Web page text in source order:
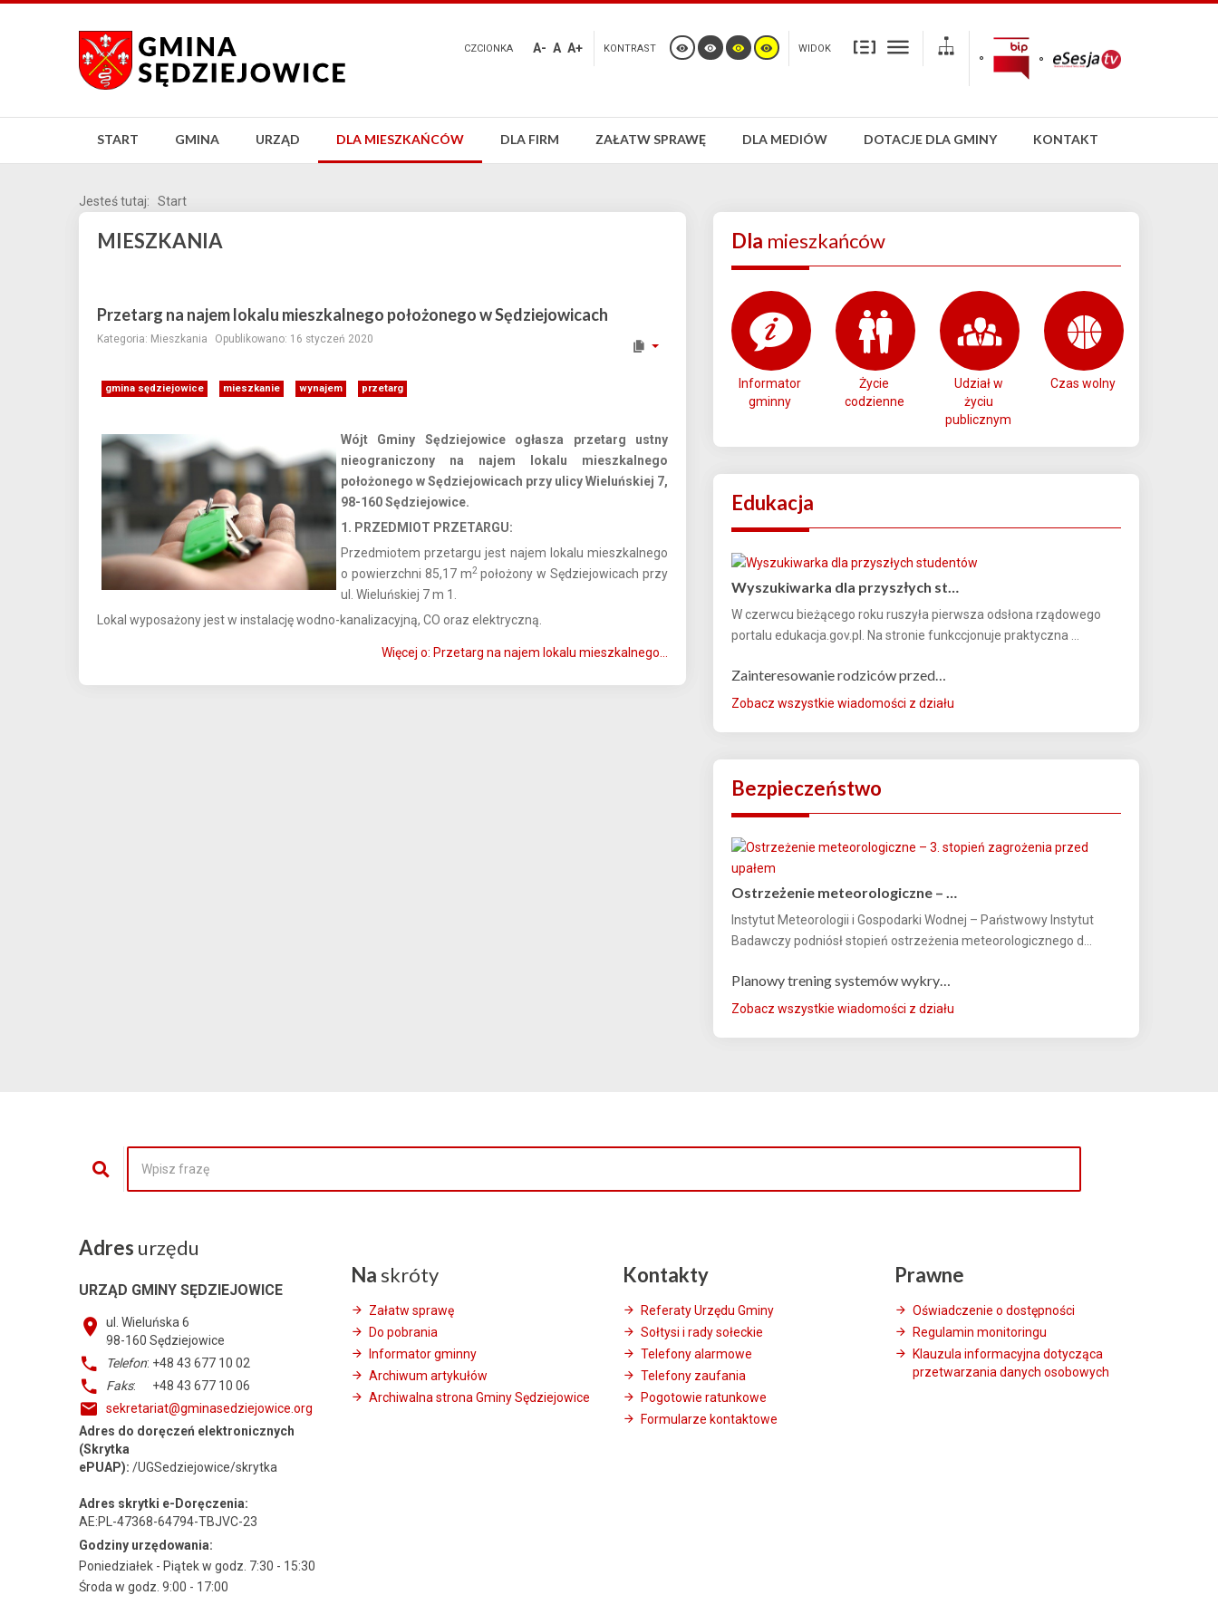
CZCIONKA A- A A+ KONTRAST WIDOK
START GMINA URZĄD DLA MIESZKAŃCÓW DLA FIRM ZAŁATW SPRAWĘ DLA MEDIÓW DOTACJE DLA GMINY KONTAKT
Jesteś tutaj: Start
MIESZKANIA
Przetarg na najem lokalu mieszkalnego położonego w Sędziejowicach
Kategoria: Mieszkania Opublikowano: 16 styczeń 2020
gmina sędziejowice mieszkanie wynajem przetarg
Wójt Gminy Sędziejowice ogłasza przetarg ustny
nieograniczony na najem lokalu mieszkalnego
położonego w Sędziejowicach przy ulicy Wieluńskiej 7,
98-160 Sędziejowice.
1. PRZEDMIOT PRZETARGU:
Przedmiotem przetargu jest najem lokalu mieszkalnego
o powierzchni 85,17 m2położony w Sędziejowicach przy
ul. Wieluńskiej 7 m 1.
Lokal wyposażony jest w instalację wodno-kanalizacyjną, CO oraz elektryczną.
Więcej o: Przetarg na najem lokalu mieszkalnego...
Dla mieszkańców
Informator
gminny
Życie
codzienne
Udział w
życiu
publicznym
Czas wolny
Edukacja
Wyszukiwarka dla przyszłych st…
W czerwcu bieżącego roku ruszyła pierwsza odsłona rządowego
portalu edukacja.gov.pl. Na stronie funkccjonuje praktyczna ...
Zainteresowanie rodziców przed…
Zobacz wszystkie wiadomości z działu
Bezpieczeństwo
Ostrzeżenie meteorologiczne – …
Instytut Meteorologii i Gospodarki Wodnej – Państwowy Instytut
Badawczy podniósł stopień ostrzeżenia meteorologicznego d...
Planowy trening systemów wykry…
Zobacz wszystkie wiadomości z działu
Adres urzędu
URZĄD GMINY SĘDZIEJOWICE
ul. Wieluńska 6
98-160 Sędziejowice
Telefon: +48 43 677 10 02
Faks: +48 43 677 10 06
sekretariat@gminasedziejowice.org
Adres do doręczeń elektronicznych
(Skrytka
ePUAP): /UGSedziejowice/skrytka
Adres skrytki e-Doręczenia:
AE:PL-47368-64794-TBJVC-23
Godziny urzędowania:
Poniedziałek - Piątek w godz. 7:30 - 15:30
Środa w godz. 9:00 - 17:00
Na skróty
Załatw sprawę
Do pobrania
Informator gminny
Archiwum artykułów
Archiwalna strona Gminy Sędziejowice
Kontakty
Referaty Urzędu Gminy
Sołtysi i rady sołeckie
Telefony alarmowe
Telefony zaufania
Pogotowie ratunkowe
Formularze kontaktowe
Prawne
Oświadczenie o dostępności
Regulamin monitoringu
Klauzula informacyjna dotycząca
przetwarzania danych osobowych